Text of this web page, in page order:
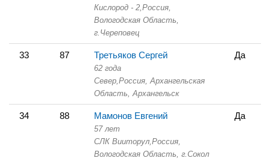
Кислород - 2, Россия,
Вологодская Область,
г.Череповец
33 87 Третьяков Сергей
62 года
Север, Россия, Архангельская
Область, Архангельск
Да
34 88 Мамонов Евгений
57 лет
СЛК Вииторул, Россия,
Вологодская Область, г.Сокол
Да